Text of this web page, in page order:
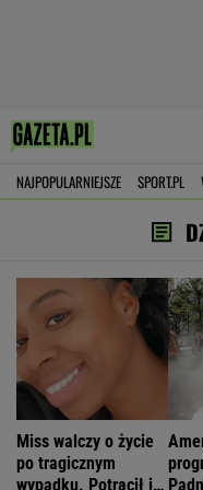
NAJPOPULARNIEJSZE SPORT.PL
Miss walczy o życie
po tragicznym
wypadku. Potrącił ją